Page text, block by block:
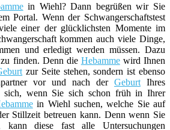
in Wiehl? Dann begrüßen wir Sie
Portal. Wenn der Schwangerschaftstest
einer der glücklichsten Momente im
kommen auch viele Dinge,
und erledigt werden müssen. Dazu
zu finden. Denn die Hebammewird Ihnen
zur Seite stehen, sondern ist ebenso
vor und nach der Geburt Ihres
sich, wenn Sie sich schon früh in Ihrer
in Wiehl suchen, welche Sie auf
Stillzeit betreuen kann. Denn wenn Sie
kann diese fast alle Untersuchungen